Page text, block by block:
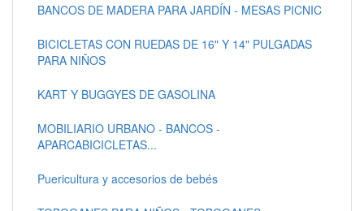
BANCOS DE MADERA PARA JARDÍN - MESAS PICNIC
BICICLETAS CON RUEDAS DE 16" Y 14" PULGADAS
PARA NIÑOS
KART Y BUGGYES DE GASOLINA
MOBILIARIO URBANO - BANCOS -
APARCABICICLETAS...
Puericultura y accesorios de bebés